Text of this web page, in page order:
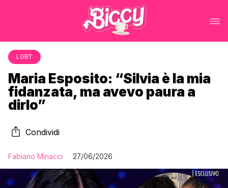
LGBT
Maria Esposito: “Silvia è la mia
fidanzata, ma avevo paura a
dirlo”
Condividi
Fabiano Minacci 27/06/2026